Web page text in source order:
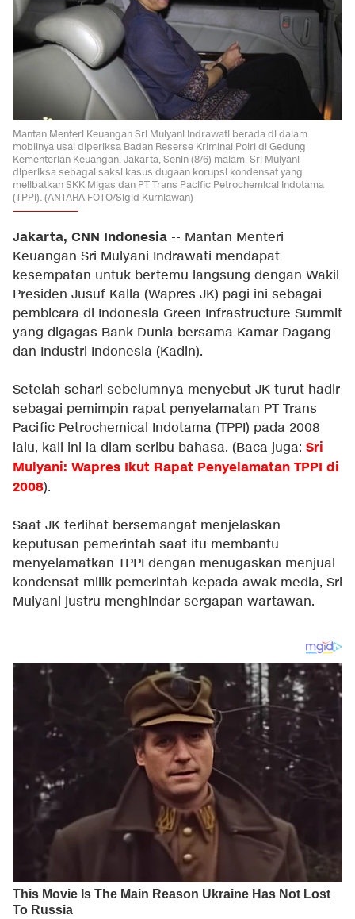
Mantan Menteri Keuangan Sri Mulyani Indrawati berada di dalam
mobilnya usai diperiksa Badan Reserse Kriminal Polri di Gedung
Kementerian Keuangan, Jakarta, Senin (8/6) malam. Sri Mulyani
diperiksa sebagai saksi kasus dugaan korupsi kondensat yang
melibatkan SKK Migas dan PT Trans Pacific Petrochemical Indotama
(TPPI). (ANTARA FOTO/Sigid Kurniawan)
Jakarta, CNN Indonesia -- Mantan Menteri
Keuangan Sri Mulyani Indrawati mendapat
kesempatan untuk bertemu langsung dengan Wakil
Presiden Jusuf Kalla (Wapres JK) pagi ini sebagai
pembicara di Indonesia Green Infrastructure Summit
yang digagas Bank Dunia bersama Kamar Dagang
dan Industri Indonesia (Kadin).
Setelah sehari sebelumnya menyebut JK turut hadir
sebagai pemimpin rapat penyelamatan PT Trans
Pacific Petrochemical Indotama (TPPI) pada 2008
lalu, kali ini ia diam seribu bahasa. (Baca juga: Sri
Mulyani: Wapres Ikut Rapat Penyelamatan TPPI di
2008).
Saat JK terlihat bersemangat menjelaskan
keputusan pemerintah saat itu membantu
menyelamatkan TPPI dengan menugaskan menjual
kondensat milik pemerintah kepada awak media, Sri
Mulyani justru menghindar sergapan wartawan.